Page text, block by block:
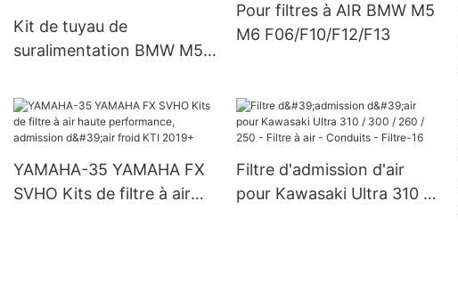
Kit de tuyau de
suralimentation BMW M5
frontal, intercooler
Pour filtres à AIR BMW M5
M6 F06/F10/F12/F13
YAMAHA-35 YAMAHA FX
SVHO Kits de filtre à air
Filtre d'admission d'air
pour Kawasaki Ultra 310 /